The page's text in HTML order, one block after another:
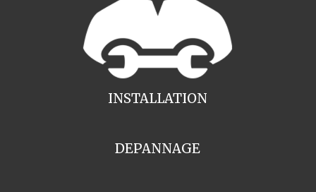
INSTALLATION
DEPANNAGE